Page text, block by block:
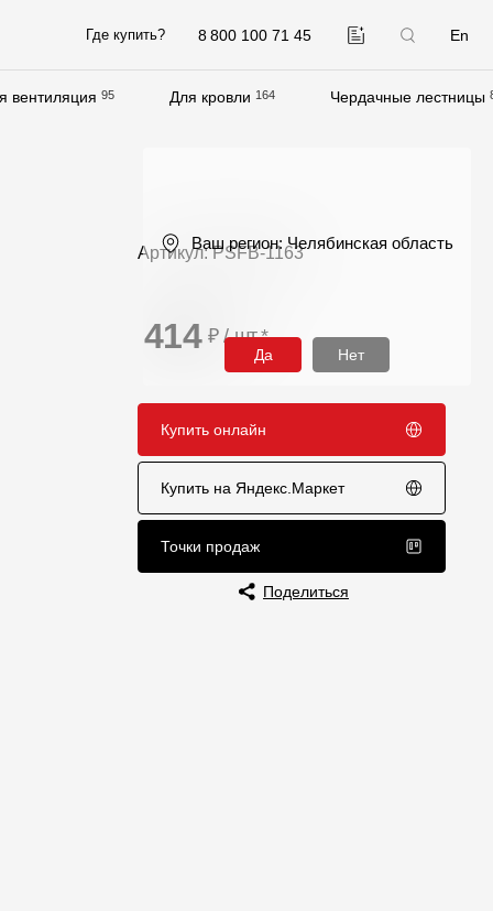
8 800 100 71 45 En
Где купить?
вентиляция 95 Для кровли 164 Чердачные лестницы
Контроль качества кровли
Отправка рекламации
Вакансии
Артикул: PSFB-1163
414 ₽ / шт*
Купить онлайн
Купить на Яндекс.Маркет
Точки продаж
Поделиться
Ваш регион: Челябинская область
Да Нет